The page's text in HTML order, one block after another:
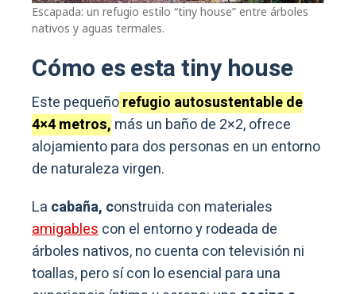
Escapada: un refugio estilo “tiny house” entre árboles
nativos y aguas termales.
Cómo es esta tiny house
Este pequeñorefugio autosustentable de
4×4 metros, más un baño de 2×2, ofrece
alojamiento para dos personas en un entorno
de naturaleza virgen.
La cabaña, construida con materiales
amigablescon el entorno y rodeada de
árboles nativos, no cuenta con televisión ni
toallas, pero sí con lo esencial para una